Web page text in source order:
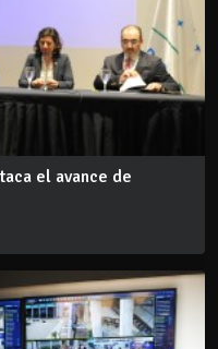
el avance de